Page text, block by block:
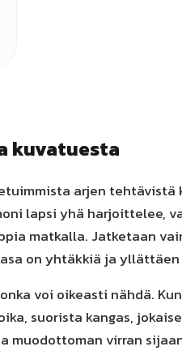
kuvatuesta
arjen tehtävistä
lapsi yhä harjoittelee,
matkalla. Jatketaan
on yhtäkkiä ja
voi oikeasti nähdä.
suorista kangas,
muodottoman virran